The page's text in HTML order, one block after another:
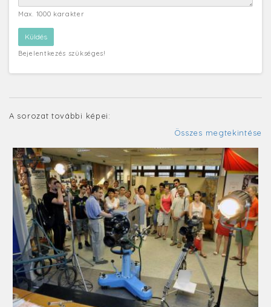
Max. 1000 karakter
Bejelentkezés szükséges!
A sorozat további képei:
Összes megtekintése